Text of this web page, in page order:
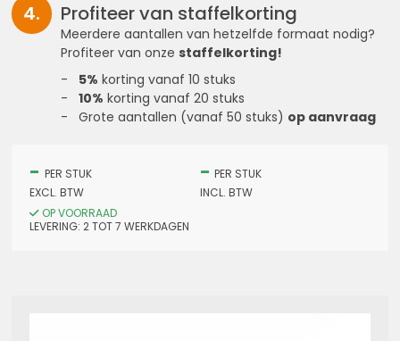
Profiteer van staffelkorting
Meerdere aantallen van hetzelfde formaat nodig?
Profiteer van onzestaffelkorting!
5% korting vanaf 10 stuks
10% korting vanaf 20 stuks
Grote aantallen (vanaf 50 stuks) op aanvraag
- PER STUK
EXCL. BTW
- PER STUK
INCL. BTW
OP VOORRAAD
LEVERING: 2TOT 7 WERKDAGEN